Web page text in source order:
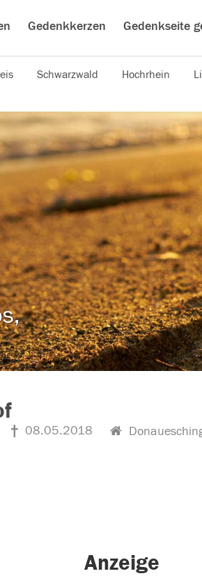
Gedenkkerzen Gedenkseite
Schwarzwald Hochrhein
08.05.2018
Anzeige